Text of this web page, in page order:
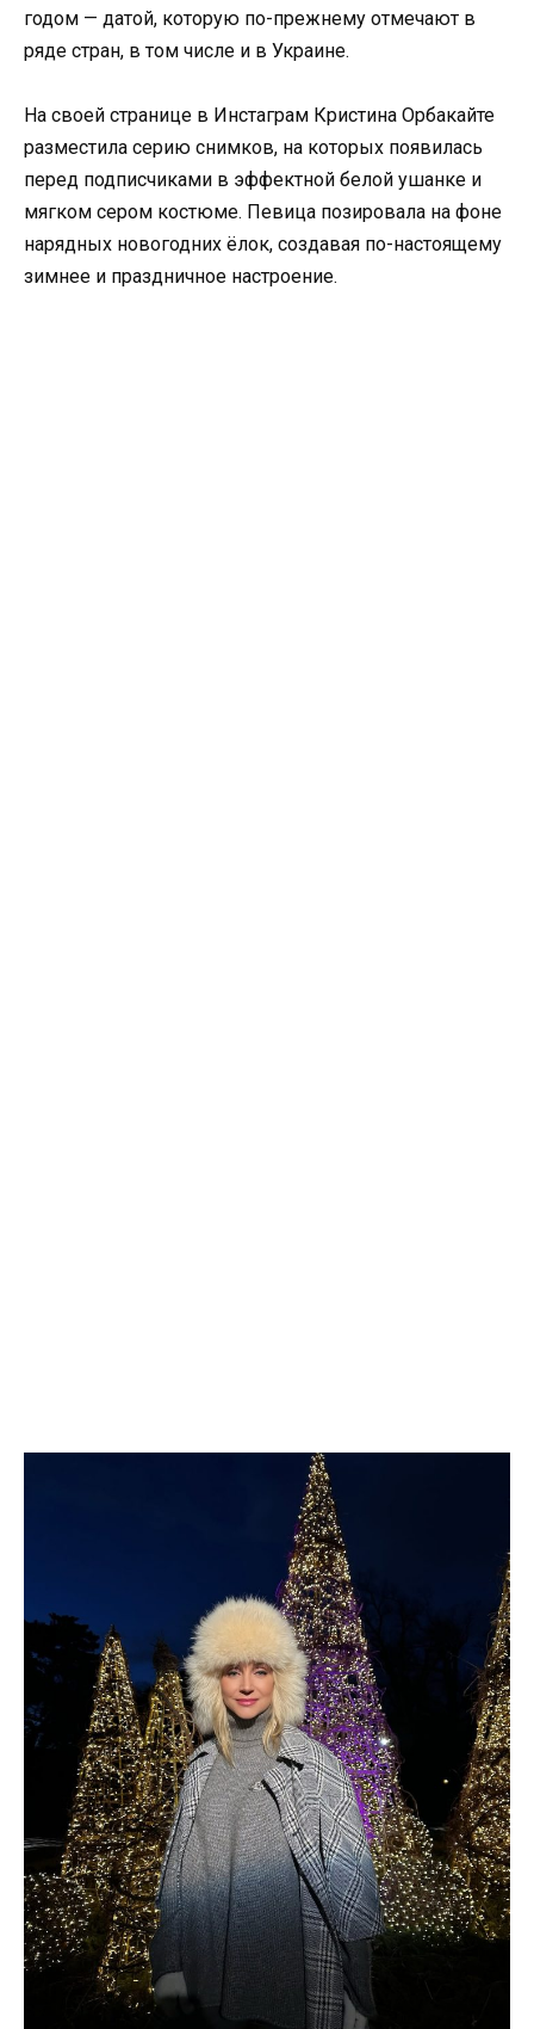
годом — датой, которую по-прежнему отмечают в
ряде стран, в том числе и в Украине.
На своей странице в Инстаграм Кристина Орбакайте
разместила серию снимков, на которых появилась
перед подписчиками в эффектной белой ушанке и
мягком сером костюме. Певица позировала на фоне
нарядных новогодних ёлок, создавая по-настоящему
зимнее и праздничное настроение.